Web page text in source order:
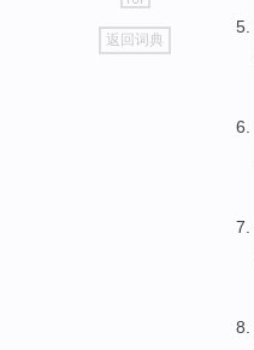
go
top
返回词典